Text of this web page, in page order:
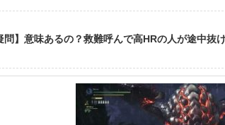
問】意味あるの？救難呼んで高HRの人が途中抜